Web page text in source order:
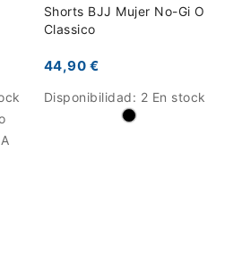
Shorts BJJ Mujer No-Gi O
Classico
44,90 €
Disponibilidad: 2 En stock